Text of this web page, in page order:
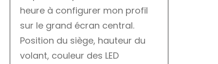
heure à configurer mon profil
sur le grand écran central.
Position du siège, hauteur du
volant, couleur des LED